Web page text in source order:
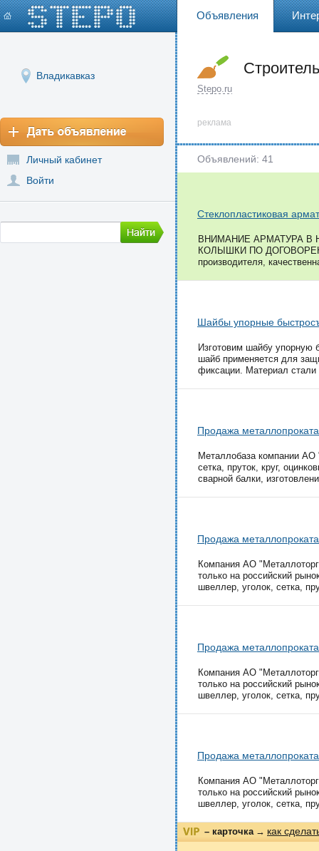
Объявления
Владикавказ
Личный кабинет
Войти
Stepo.ru
реклама
Объявлений: 41
Стеклопластиковая
ВНИМАНИЕ АРМАТУРА В
КОЛЫШКИ ПО
производителя,
Шайбы упорные
Изготовим шайбу
шайб применяется для
фиксации. Материал стали
Продажа металлопроката
Металлобаза компании АО
сетка, пруток, круг,
сварной балки,
Продажа
Компания АО
только на российский
швеллер, уголок, сетка,
Продажа
Компания АО
только на российский
швеллер, уголок, сетка,
Продажа металлопроката
Компания АО
только на российский
швеллер, уголок, сетка,
– карточка → как